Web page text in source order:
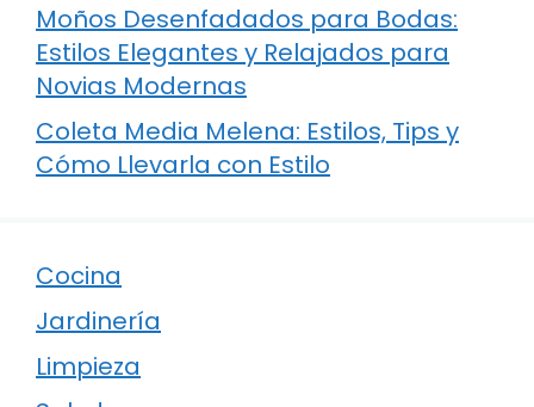
Moños Desenfadados para Bodas:
Estilos Elegantes y Relajados para
Novias Modernas
Coleta Media Melena: Estilos, Tips y
Cómo Llevarla con Estilo
Cocina
Jardinería
Limpieza